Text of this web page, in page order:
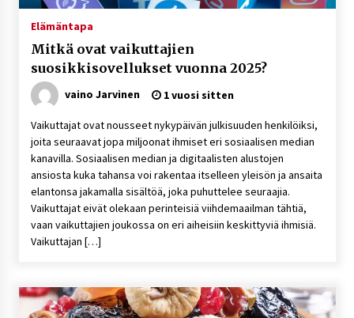
Netflix, YouTube, TikTok, pelit ja nettikasinot
osana samaa ilmiötä
1 viikko sitten
Jaakko Selin puoliso Simo – pitkä
rakkaustarina, elämäntyö ja ura
1 viikko sitten
Näin pikakasinot nopeuttavat kotiutuksia
modernin maksuteknologian avulla
2 viikkoa sitten
ehkäisyn näkyvä ääni
2 viikkoa sitten
Elämäntapa
Mitkä ovat vaikuttajien
suosikkisovellukset vuonna 2025?
vaino Jarvinen 1 vuosi sitten
Vaikuttajat ovat nousseet nykypäivän julkisuuden henkilöiksi,
joita seuraavat jopa miljoonat ihmiset eri sosiaalisen median
kanavilla. Sosiaalisen median ja digitaalisten alustojen
ansiosta kuka tahansa voi rakentaa itselleen yleisön ja ansaita
elantonsa jakamalla sisältöä, joka puhuttelee seuraajia.
Vaikuttajat eivät olekaan perinteisiä viihdemaailman tähtiä,
vaan vaikuttajien joukossa on eri aiheisiin keskittyviä ihmisiä.
Vaikuttajan […]